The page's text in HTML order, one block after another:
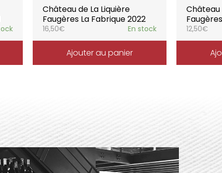
Château de La Liquière
Faugères La Fabrique 2022
16,50€ En stock
Ajouter au panier
Château
12,50€